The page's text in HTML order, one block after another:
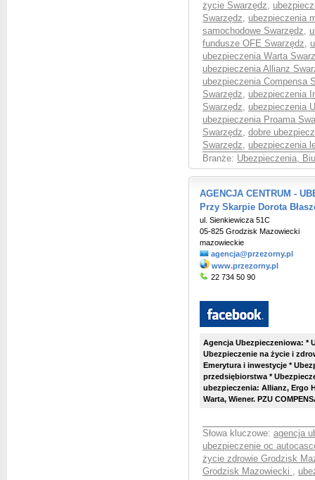
życie Swarzędz,
Swarzędz, ubezpieczenia
samochodowe Swarzędz,
fundusze OFE Swarzędz,
ubezpieczenia Warta
ubezpieczenia Allianz
ubezpieczenia Compensa
Swarzędz, ubezpieczenia
Swarzędz, ubezpieczenia
ubezpieczenia Proama
Swarzędz, dobre
Swarzędz, ubezpieczenia
Branże: Ubezpieczenia,
AGENCJA CENTRUM -
Przy Skarpie Dorota
ul. Sienkiewicza 51C
05-825 Grodzisk Mazowiecki
mazowieckie
agencja@przezorny.pl
www.przezorny.pl
22 734 50 90
Agencja Ubezpieczeniowa: *
Ubezpieczenie na życie i
Emerytura i inwestycje *
przedsiębiorstwa *
ubezpieczenia: Allianz, Ergo
Warta, Wiener. PZU
Słowa kluczowe: agencja
ubezpieczenie oc
życie zdrowie Grodzisk
Grodzisk Mazowiecki ,